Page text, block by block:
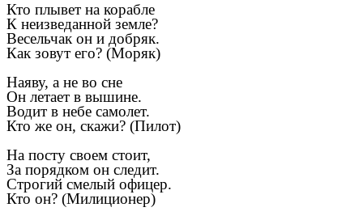
Кто плывет на корабле
К неизведанной земле?
Весельчак он и добряк.
Как зовут его? (Моряк)
Наяву, а не во сне
Он летает в вышине.
Водит в небе самолет.
Кто же он, скажи? (Пилот)
На посту своем стоит,
За порядком он следит.
Строгий смелый офицер.
Кто он? (Милиционер)